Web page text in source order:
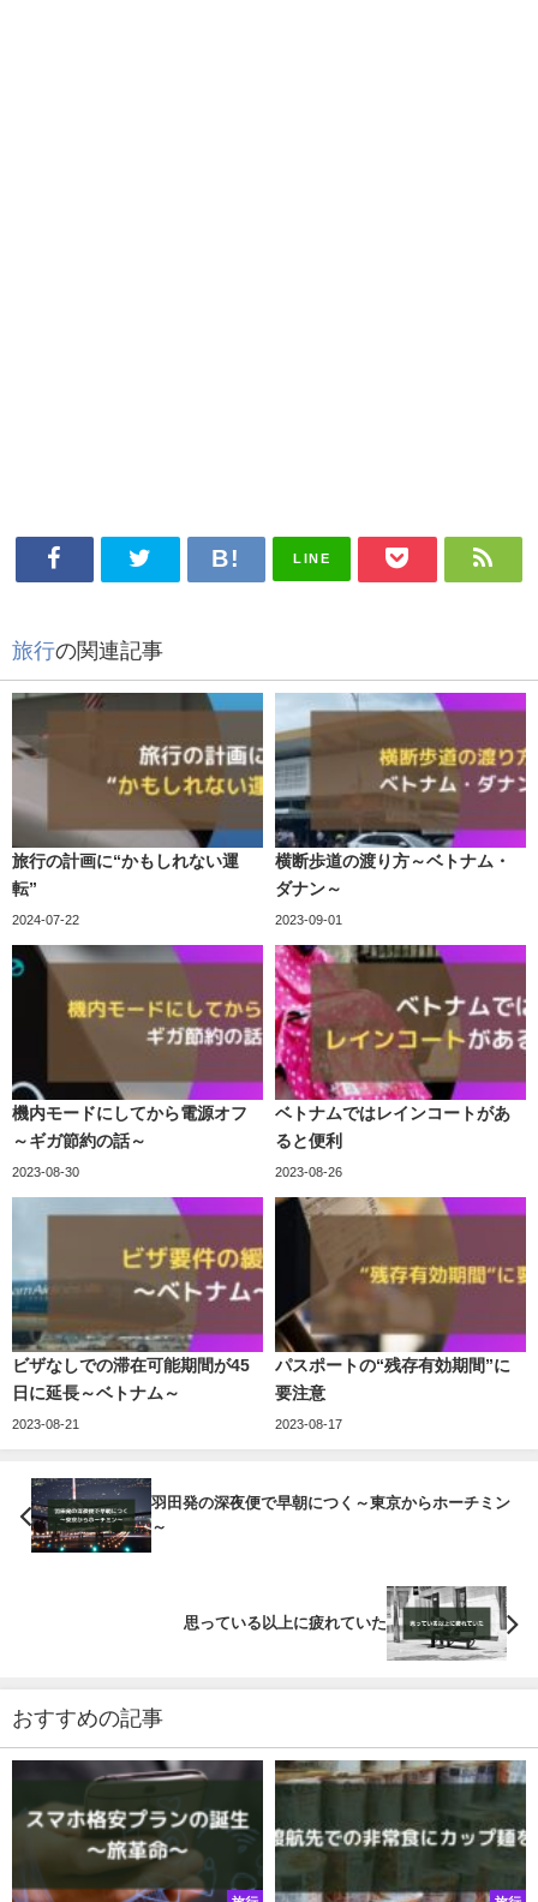
LINE
旅行の関連記事
旅行の計画に“かもしれない運
転”
2024-07-22
横断歩道の渡り方～ベトナム・
ダナン～
2023-09-01
機内モードにしてから電源オフ
～ギガ節約の話～
2023-08-30
ベトナムではレインコートがあ
ると便利
2023-08-26
ビザなしでの滞在可能期間が45
日に延長～ベトナム～
2023-08-21
パスポートの“残存有効期間”に
要注意
2023-08-17
羽田発の深夜便で早朝につく～東京からホーチミン
～
思っている以上に疲れていた
おすすめの記事